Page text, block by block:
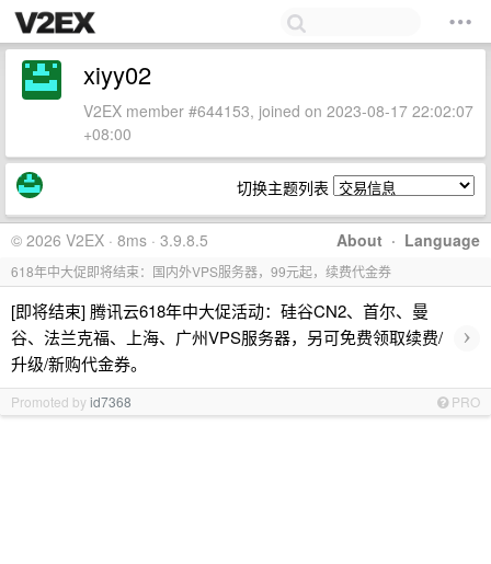
xiyy02
V2EX member #644153, joined on 2023-08-17 22:02:07
+08:00
切换主题列表
About · Language
© 2026 V2EX · 8ms · 3.9.8.5
618年中大促即将结束：国内外VPS服务器，99元起，续费代金券
[即将结束] 腾讯云618年中大促活动：硅谷CN2、首尔、曼
谷、法兰克福、上海、广州VPS服务器，另可免费领取续费/
升级/新购代金券。
›
Promoted byid7368 PRO